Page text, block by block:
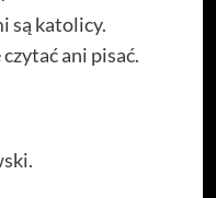
są katolicy.
ani pisać.